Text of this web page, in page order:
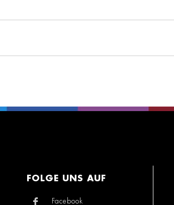
FOLGE UNS AUF
Facebook